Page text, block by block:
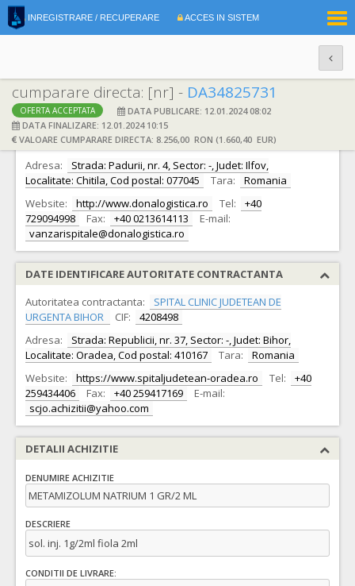
INREGISTRARE / RECUPERARE ACCES IN SISTEM
cumparare directa: [nr] - DA34825731
OFERTA ACCEPTATA
DATA PUBLICARE: 12.01.2024 08:02
DATA FINALIZARE: 12.01.2024 10:15
VALOARE CUMPARARE DIRECTA: 8.256,00 RON (1.660,40 EUR)
DATE IDENTIFICARE OFERTANT
Ofertant: S.C. DONA. LOGISTICA S.A. CIF: 3596251
Adresa:
Strada: Padurii, nr. 4, Sector: -, Judet: Ilfov,
Localitate: Chitila, Cod postal: 077045
Tara:
Romania
Website:
http://www.donalogistica.ro Tel:
+40
729094998
Fax: +40 0213614113
E-mail:
vanzarispitale@donalogistica.ro
DATE IDENTIFICARE AUTORITATE CONTRACTANTA
Autoritatea contractanta:
SPITAL CLINIC JUDETEAN DE
URGENTA BIHOR
CIF:
4208498
Adresa:
Strada: Republicii, nr. 37, Sector: -, Judet: Bihor,
Localitate: Oradea, Cod postal: 410167
Tara:
Romania
Website:
https://www.spitaljudetean-oradea.ro Tel:
+40
259434406
Fax: +40 259417169
E-mail:
scjo.achizitii@yahoo.com
DETALII ACHIZITIE
DENUMIRE ACHIZITIE
METAMIZOLUM NATRIUM 1 GR/2 ML
DESCRIERE
sol. inj. 1g/2ml fiola 2ml
CONDITII DE LIVRARE: